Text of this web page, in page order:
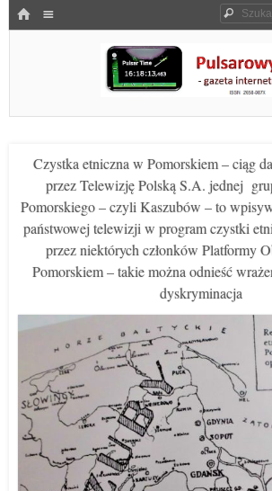
HOME Szukaj
Pulsarowy.pl
Czystka etniczna w Pomorskiem – ciąg
przez Telewizję Polską S.A. jednej
Pomorskiego – czyli Kaszubów – to
państwowej telewizji w program czystki
przez niektórych członków Platformy
Pomorskiem – takie można odnieść
dyskryminacja